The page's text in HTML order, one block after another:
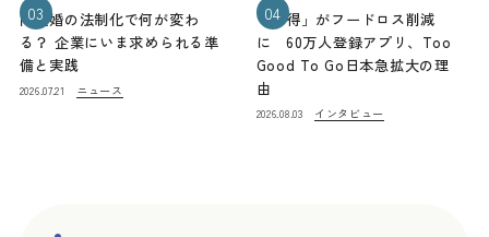
03
同性婚の法制化で何が変わ
る？ 企業にいま求められる準
備と実践
2026.07.21 ニュース
04
「お得」がフードロス削減
に 60万人登録アプリ、Too
Good To Go日本急拡大の理
由
2026.08.03 インタビュー